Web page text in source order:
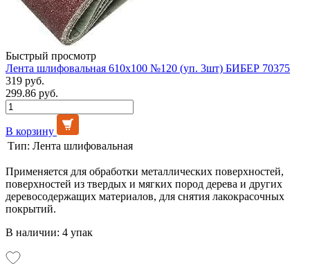
Быстрый просмотр
Лента шлифовальная 610х100 №120 (уп. 3шт) БИБЕР 70375
319 руб.
299.86 руб.
В корзину
Тип: Лента шлифовальная
Применяется для обработки металлических поверхностей,
поверхностей из твердых и мягких пород дерева и других
деревосодержащих материалов, для снятия лакокрасочных
покрытий.
В наличии: 4 упак